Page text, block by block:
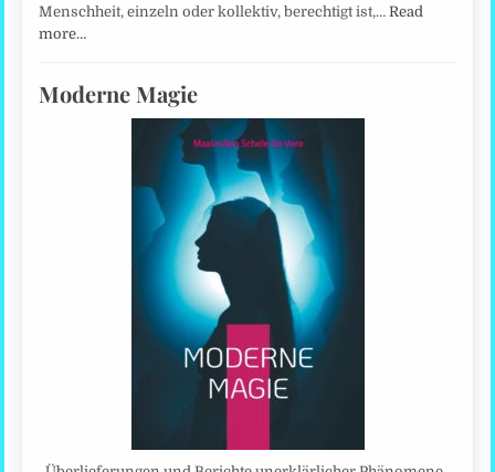
Menschheit, einzeln oder kollektiv, berechtigt ist,…Read
more…
Moderne Magie